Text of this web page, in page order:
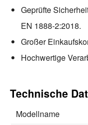
Geprüfte
EN 1888-2:2018.
Großer
Hochwertige
Technische
Modellname